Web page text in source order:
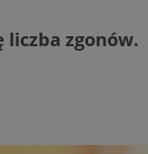
liczba zgonów.